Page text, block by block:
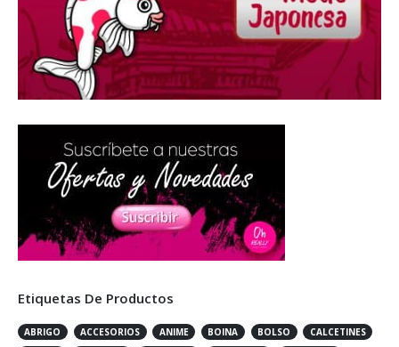
Etiquetas De Productos
ABRIGO ACCESORIOS ANIME BOINA BOLSO
CALCETINES